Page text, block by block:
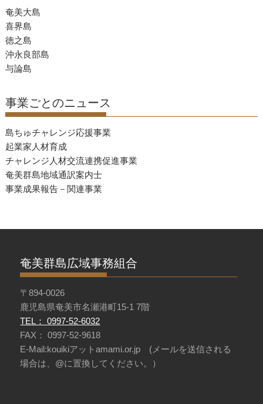
合
か
ら
の
お
ら
せ
奄美大島
喜界島
徳之島
沖永良部島
与論島
事業ごとのニュース
島ちゅチャレンジ応援事業
起業家人材育成
チャレンジ人材交流連携促進事業
奄美群島地域通訳案内士
事業成果報告－関連事業
奄美群島広域事務組合
〒894-0026
鹿児島県奄美市名瀬港町15-1 7階
TEL： 0997-52-6032
FAX： 0997-52-9618
E-Mail:kouikiアットamami.or.jp (メールを送信される
場合は、@に置換してください。）